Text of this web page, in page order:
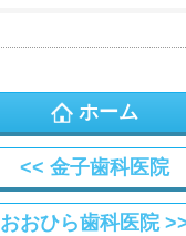
ホーム
金子歯科医院
おおひら歯科医院